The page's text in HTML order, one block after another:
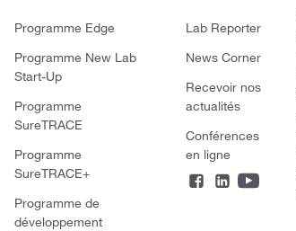
Programme Edge
Programme New Lab
Start-Up
Programme
SureTRACE
Programme
SureTRACE+
Programme de
développement
Lab Reporter
News Corner
Recevoir nos
actualités
Conférences
en ligne